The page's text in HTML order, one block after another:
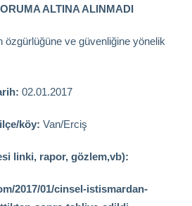
ALTINA ALINMADI
özgürlüğüne ve güvenliğine yönelik
02.01.2017
köy: Van/Erciş
linki, rapor, gözlem,vb):
2017/01/cinsel-istismardan-